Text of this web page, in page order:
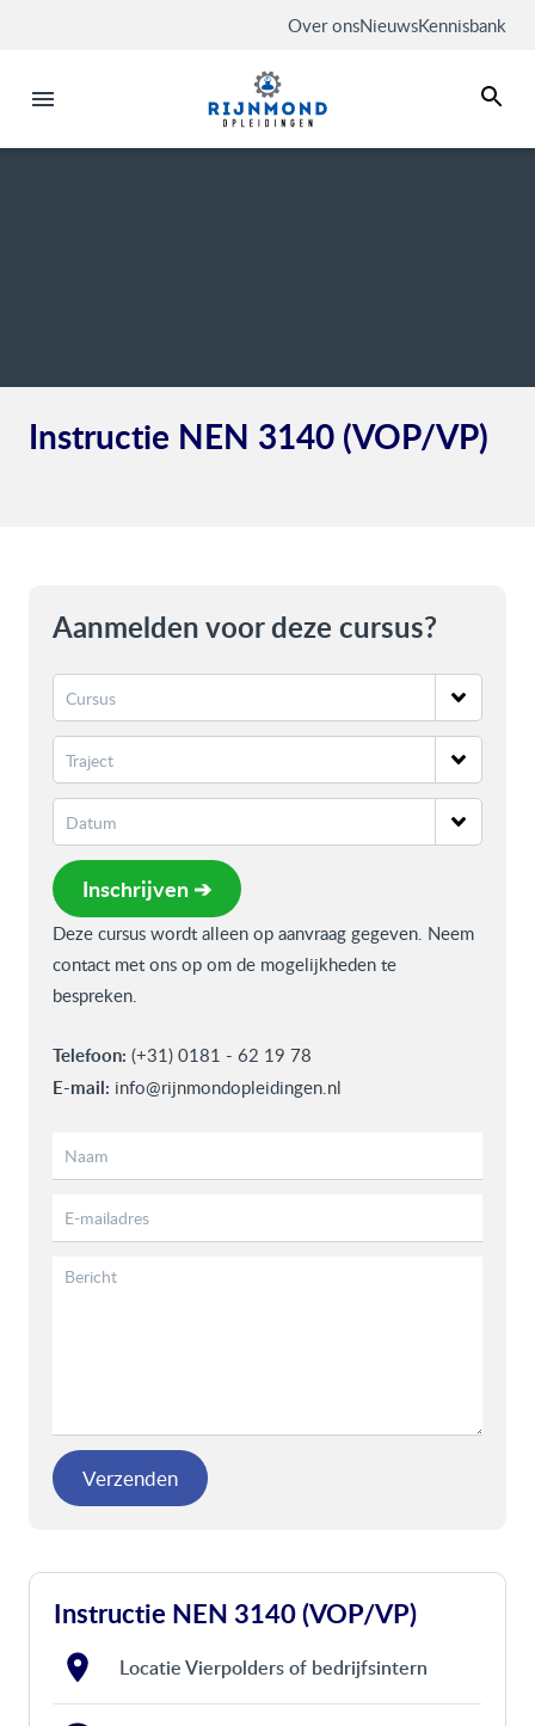
Over onsNieuwsKennisbank
Instructie NEN 3140 (VOP/VP)
Aanmelden voor deze cursus?
Inschrijven ➔
Deze cursus wordt alleen op aanvraag gegeven. Neem
contact met ons op om de mogelijkheden te
bespreken.
Telefoon: (+31) 0181 - 62 19 78
E-mail: info@rijnmondopleidingen.nl
Verzenden
Instructie NEN 3140 (VOP/VP)
Locatie Vierpolders of bedrijfsintern